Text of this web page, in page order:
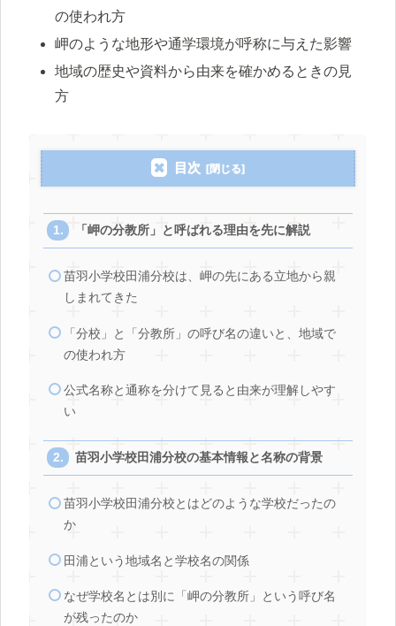
の使われ方
岬のような地形や通学環境が呼称に与えた影響
地域の歴史や資料から由来を確かめるときの見
方
目次
「岬の分教所」と呼ばれる理由を先に解説
苗羽小学校田浦分校は、岬の先にある立地から親
しまれてきた
「分校」と「分教所」の呼び名の違いと、地域で
の使われ方
公式名称と通称を分けて見ると由来が理解しやす
い
苗羽小学校田浦分校の基本情報と名称の背景
苗羽小学校田浦分校とはどのような学校だったの
か
田浦という地域名と学校名の関係
なぜ学校名とは別に「岬の分教所」という呼び名
が残ったのか